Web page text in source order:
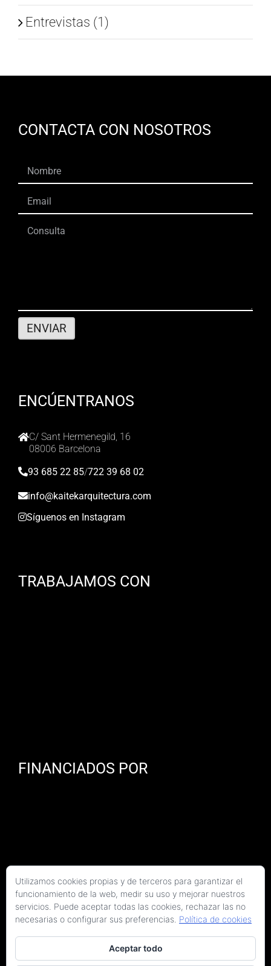
Entrevistas (1)
CONTACTA CON NOSOTROS
ENCÚENTRANOS
C/ Sant Hermenegild, 16
08006 Barcelona
93 685 22 85/722 39 68 02
info@kaitekarquitectura.com
Síguenos en Instagram
TRABAJAMOS CON
FINANCIADOS POR
Utilizamos cookies propias y de terceros para garantizar el
funcionamiento de la web, medir su uso y mejorar nuestros
servicios. Puede aceptar todas las cookies, rechazar las no
necesarias o configurar sus preferencias. Política de cookies
Aceptar todo